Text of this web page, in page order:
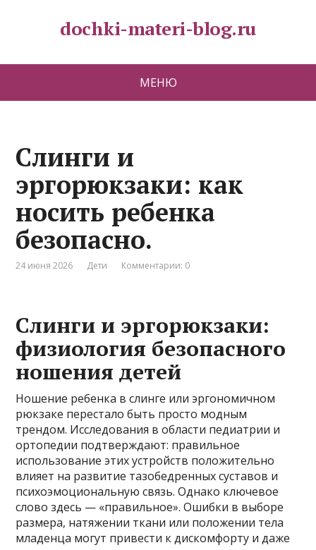
dochki-materi-blog.ru
МЕНЮ
Слинги и
эргорюкзаки: как
носить ребенка
безопасно.
24 июня 2026 Дети Комментарии: 0
Слинги и эргорюкзаки:
физиология безопасного
ношения детей
Ношение ребенка в слинге или эргономичном
рюкзаке перестало быть просто модным
трендом. Исследования в области педиатрии и
ортопедии подтверждают: правильное
использование этих устройств положительно
влияет на развитие тазобедренных суставов и
психоэмоциональную связь. Однако ключевое
слово здесь — «правильное». Ошибки в выборе
размера, натяжении ткани или положении тела
младенца могут привести к дискомфорту и даже